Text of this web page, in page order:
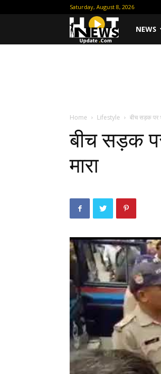
Saturday, August 8, 2026
HotNEWS
Home Lifestyle बीच सड़क पर
बीच सड़क
मारा